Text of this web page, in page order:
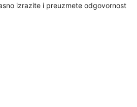
izrazite i preuzmete odgovornost